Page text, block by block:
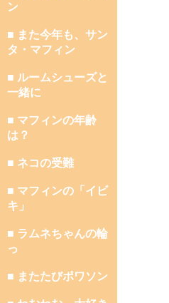
ン
■ また今年も、サン
タ・マフィン
■ ルームシューズと
一緒に
■ マフィンの年齢
は？
■ ネコの受難
■ マフィンの「イビ
キ」
■ ラムネちゃんの輪
っ
■ またたびポワソン